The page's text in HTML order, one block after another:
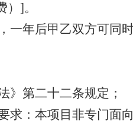
]。
年后甲乙双方可同
第二十二条规定；
：本项目非专门面向